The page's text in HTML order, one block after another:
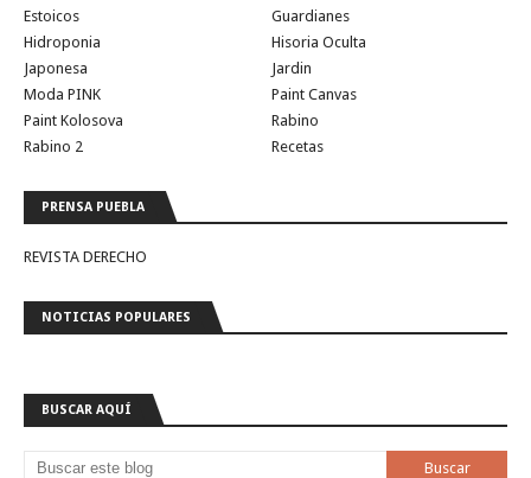
Estoicos
Guardianes
Hidroponia
Hisoria Oculta
Japonesa
Jardin
Moda PINK
Paint Canvas
Paint Kolosova
Rabino
Rabino 2
Recetas
PRENSA PUEBLA
REVISTA DERECHO
NOTICIAS POPULARES
BUSCAR AQUÍ